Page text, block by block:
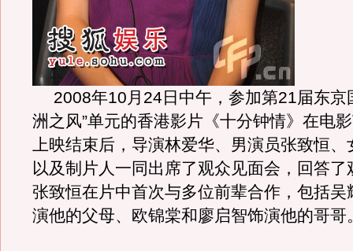
2008年10月24日中午，参加第21届东京
洲之风”单元的香港影片《十分钟情》在电
上映结束后，导演林爱华、男演员张致恒、
以及制片人一同出席了观众见面会，回答了
张致恒在片中首次与多位前辈合作，包括吴
演他的父母、欧锦棠和廖启智饰演他的哥哥